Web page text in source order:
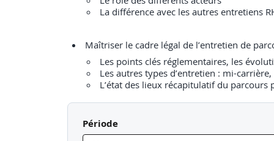
La différence avec les autres entretiens
Les points clés réglementaires, les
Les autres types d’entretien : mi-
L’état des lieux récapitulatif du parcours
Activité pédagogique : Jeu des 7 différences entre
Période